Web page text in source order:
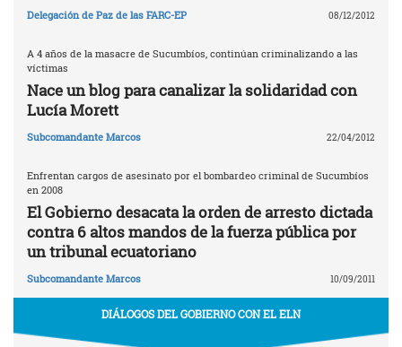
Delegación de Paz de las FARC-EP 08/12/2012
A 4 años de la masacre de Sucumbíos, continúan criminalizando a las
víctimas
Nace un blog para canalizar la solidaridad con
Lucía Morett
Subcomandante Marcos 22/04/2012
Enfrentan cargos de asesinato por el bombardeo criminal de Sucumbíos
en 2008
El Gobierno desacata la orden de arresto dictada
contra 6 altos mandos de la fuerza pública por
un tribunal ecuatoriano
Subcomandante Marcos 10/09/2011
DIÁLOGOS DEL GOBIERNO CON EL ELN